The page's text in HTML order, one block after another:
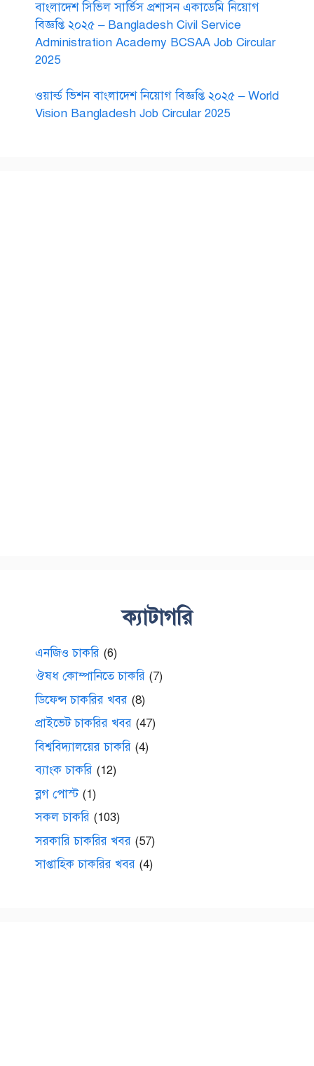
বাংলাদেশ সিভিল সার্ভিস প্রশাসন একাডেমি নিয়োগ
বিজ্ঞপ্তি ২০২৫ – Bangladesh Civil Service
Administration Academy BCSAA Job Circular
2025
ওয়ার্ল্ড ভিশন বাংলাদেশ নিয়োগ বিজ্ঞপ্তি ২০২৫ – World
Vision Bangladesh Job Circular 2025
ক্যাটাগরি
এনজিও চাকরি (6)
ঔষধ কোম্পানিতে চাকরি (7)
ডিফেন্স চাকরির খবর (8)
প্রাইভেট চাকরির খবর (47)
বিশ্ববিদ্যালয়ের চাকরি (4)
ব্যাংক চাকরি (12)
ব্লগ পোস্ট(1)
সকল চাকরি (103)
সরকারি চাকরির খবর (57)
সাপ্তাহিক চাকরির খবর (4)